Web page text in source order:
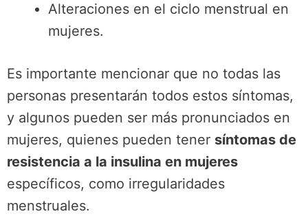
Alteraciones en el ciclo menstrual en
mujeres.
Es importante mencionar que no todas las
personas presentarán todos estos síntomas,
y algunos pueden ser más pronunciados en
mujeres, quienes pueden tener síntomas de
resistencia a la insulina en mujeres
específicos, como irregularidades
menstruales.